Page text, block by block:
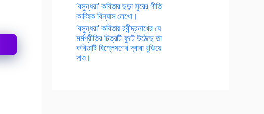
‘বসুন্ধরা’ কবিতার ছড়া সুরের গীতি
কাব্যিক বিন্যাস লেখো।
‘বসুন্ধরা’ কবিতায় রবীন্দ্রনাথের যে
মর্মপ্রীতির চিত্রটি ফুটে উঠেছে তা
কবিতাটি বিশ্লেষণের দ্বারা বুঝিয়ে
দাও।